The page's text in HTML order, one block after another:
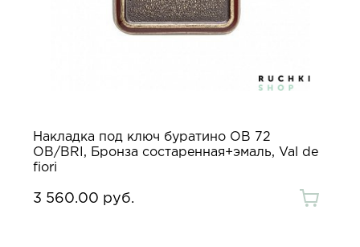
Накладка под ключ буратино OB 72
OB/BRI, Бронза состаренная+эмаль, Val de
fiori
3 560.00 руб.